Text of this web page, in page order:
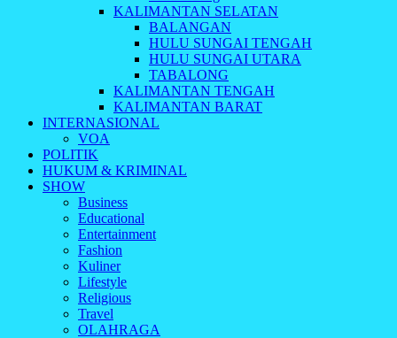
KALIMANTAN SELATAN
BALANGAN
HULU SUNGAI TENGAH
HULU SUNGAI UTARA
TABALONG
KALIMANTAN TENGAH
KALIMANTAN BARAT
INTERNASIONAL
VOA
POLITIK
HUKUM & KRIMINAL
SHOW
Business
Educational
Entertainment
Fashion
Kuliner
Lifestyle
Religious
Travel
OLAHRAGA